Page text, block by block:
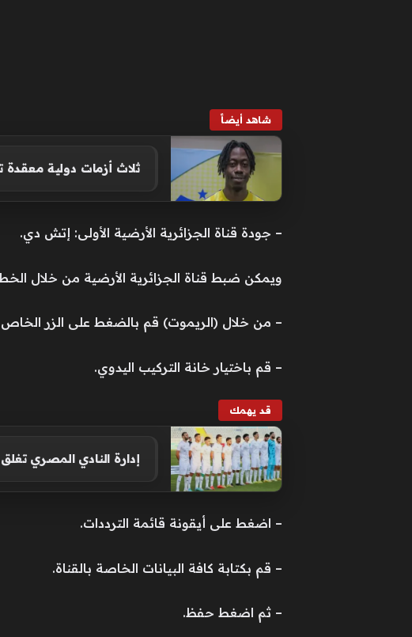
شاهد أيضاً
ثلاث أزمات دولية معقدة
– جودة قناة الجزائرية الأرضية الأولى: إتش دي.
ويمكن ضبط قناة الجزائرية الأرضية من خلال
– من خلال (الريموت) قم بالضغط على الزر الخاص
– قم باختيار خانة التركيب اليدوي.
قد يهمك
إدارة النادي المصري
– اضغط على أيقونة قائمة الترددات.
– قم بكتابة كافة البيانات الخاصة بالقناة.
– ثم اضغط حفظ.